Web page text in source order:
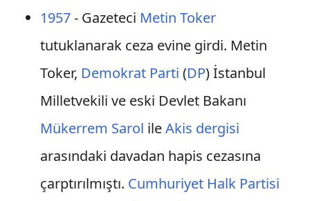
1957- Gazeteci Metin Toker
tutuklanarak ceza evine girdi. Metin
Toker, Demokrat Parti (DP) İstanbul
Milletvekili ve eski Devlet Bakanı
Mükerrem Sarol ileAkis dergisi
arasındaki davadan hapis cezasına
çarptırılmıştı. Cumhuriyet Halk Partisi